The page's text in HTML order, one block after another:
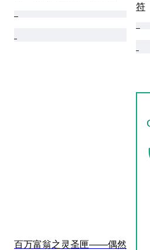
符
百万富翁之灵圣匣——偶然